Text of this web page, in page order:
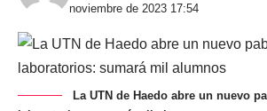
noviembre de 2023 17:54
La UTN de Haedo abre un nuevo